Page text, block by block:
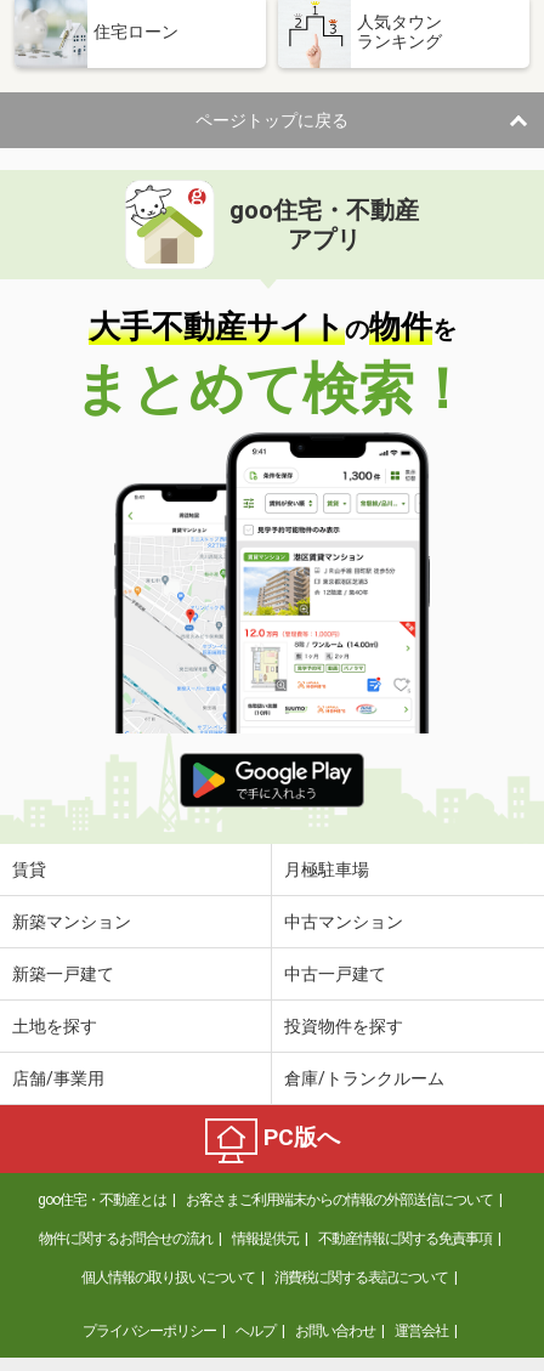
住宅ローン
人気タウン
ランキング
ページトップに戻る
goo住宅・不動産
アプリ
大手不動産サイトの物件を
まとめて検索！
賃貸 月極駐車場
新築マンション 中古マンション
新築一戸建て 中古一戸建て
土地を探す 投資物件を探す
店舗/事業用 倉庫/トランクルーム
PC版へ
goo住宅・不動産とは お客さまご利用端末からの情報の外部送信について
物件に関するお問合せの流れ 情報提供元 不動産情報に関する免責事項
個人情報の取り扱いについて 消費税に関する表記について
プライバシーポリシー ヘルプ お問い合わせ 運営会社